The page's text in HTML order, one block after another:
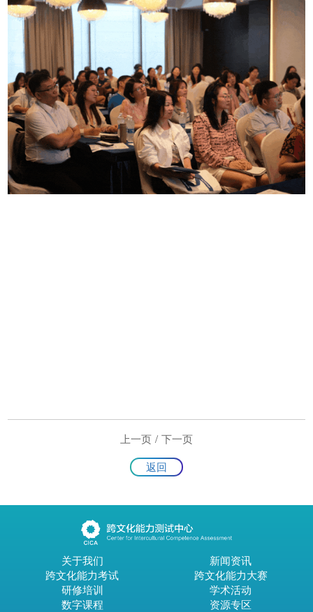
上一页 / 下一页
返回
关于我们
新闻资讯
跨文化能力考试
跨文化能力大赛
研修培训
学术活动
数字课程
资源专区